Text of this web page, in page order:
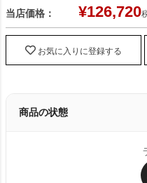
当店価格： ¥126,720
お気に入りに登録する
商品の状態